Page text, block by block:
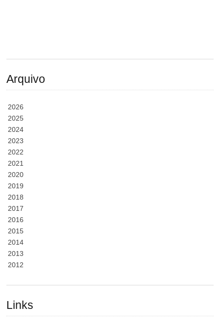
Arquivo
2026
2025
2024
2023
2022
2021
2020
2019
2018
2017
2016
2015
2014
2013
2012
Links